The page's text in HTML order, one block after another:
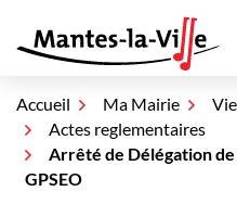
contenu
Mantes-la-
Accueil Ma Mairie
Actes reglementaires
Arrêté de Délégation
GPSEO